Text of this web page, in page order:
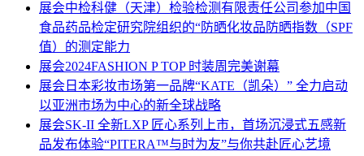
展会中检科健（天津）检验检测有限责任公司参加中国
食品药品检定研究院组织的“防晒化妆品防晒指数（SPF
值）的测定能力
展会2024FASHION P TOP 时装周完美谢幕
展会 日本彩妆市场第一品牌“KATE（凯朵）” 全力启动
以亚洲市场为中心的新全球战略
展会SK-II 全新LXP 匠心系列上市，首场沉浸式五感新
品发布体验“PITERA™与时为友”与你共赴匠心艺境